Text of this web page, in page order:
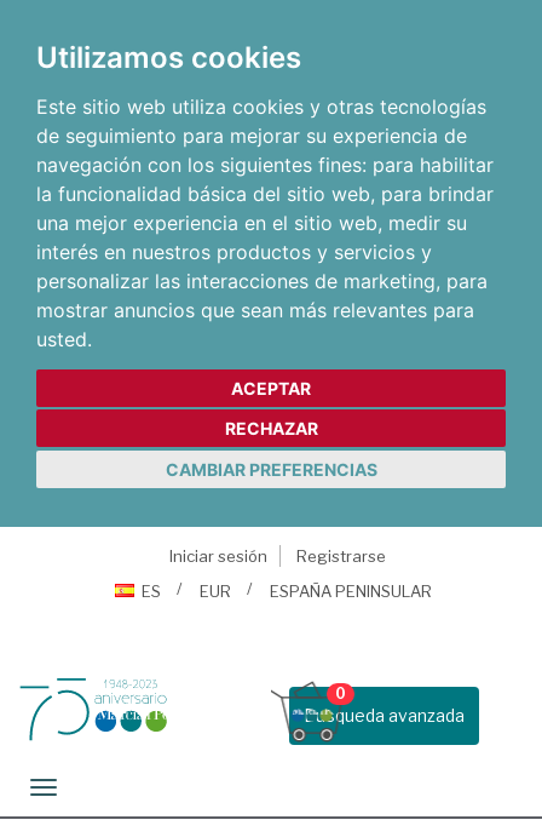
Utilizamos cookies
Este sitio web utiliza cookies y otras tecnologías
de seguimiento para mejorar su experiencia de
navegación con los siguientes fines: para habilitar
la funcionalidad básica del sitio web, para brindar
una mejor experiencia en el sitio web, medir su
interés en nuestros productos y servicios y
personalizar las interacciones de marketing, para
mostrar anuncios que sean más relevantes para
usted.
ACEPTAR
RECHAZAR
CAMBIAR PREFERENCIAS
Iniciar sesión
Registrarse
ES
EUR ESPAÑA PENINSULAR
Busqueda avanzada
0
Toggle navigation